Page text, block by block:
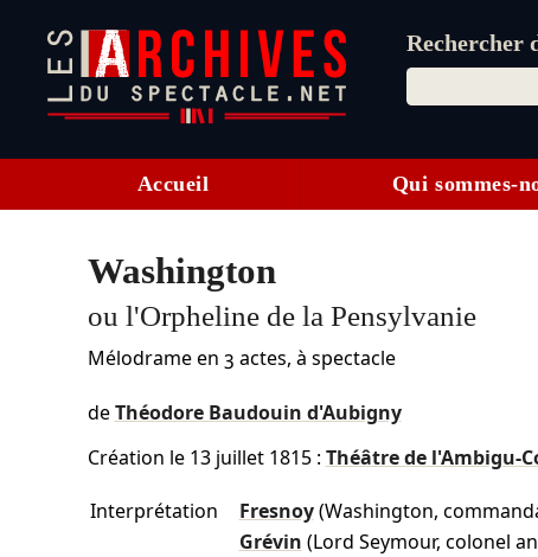
Rechercher
Accueil Qui sommes-
Washington
ou l'Orpheline de la Pensylvanie
Mélodrame en 3 actes, à spectacle
deThéodore Baudouin d'Aubigny
Création le 13 juillet 1815: Théâtre de l'Ambigu-
Interprétation Fresnoy (Washington,
Grévin (Lord Seymour, colonel